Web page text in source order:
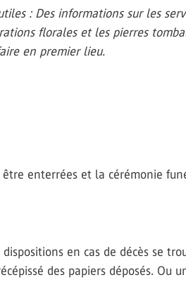
: Des informations sur les
florales et les pierres
en premier lieu.
enterrées et la cérémonie
dispositions en cas de décès se
des papiers déposés. Ou